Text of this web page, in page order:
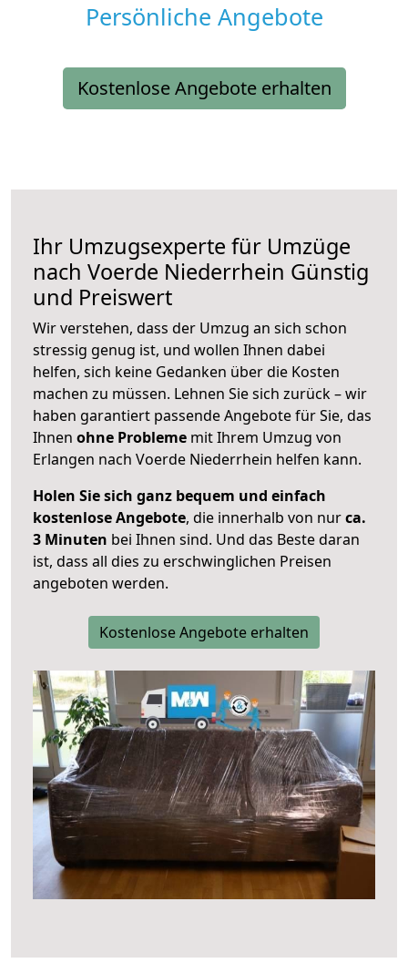
Persönliche Angebote
Kostenlose Angebote erhalten
Ihr Umzugsexperte für Umzüge
nach Voerde Niederrhein Günstig
und Preiswert
Wir verstehen, dass der Umzug an sich schon
stressig genug ist, und wollen Ihnen dabei
helfen, sich keine Gedanken über die Kosten
machen zu müssen. Lehnen Sie sich zurück – wir
haben garantiert passende Angebote für Sie, das
Ihnen ohne Probleme mit Ihrem Umzug von
Erlangen nach Voerde Niederrhein helfen kann.
Holen Sie sich ganz bequem und einfach
kostenlose Angebote, die innerhalb von nurca.
3 Minuten bei Ihnen sind. Und das Beste daran
ist, dass all dies zu erschwinglichen Preisen
angeboten werden.
Kostenlose Angebote erhalten